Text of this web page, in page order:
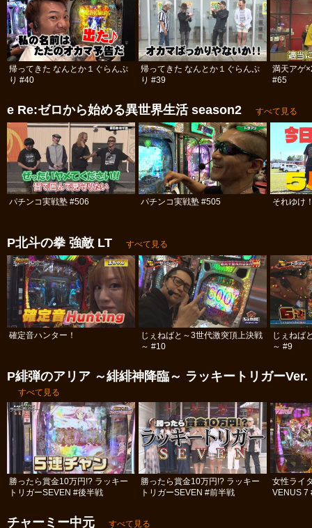
帰ってきた なんとか１ぐらんぷ
り #40
帰ってきた なんとか１ぐらんぷ
り #39
満天アゲ
#65
e Re:ゼロから始める異世界生活 season2 すべて見る
パチンコ実戦塾 #506 パチンコ実戦塾 #505 それゆけ
P北斗の拳 強敵 LT すべて見る
確定音ハンター！
じぇねばと～3世代激突頂上決戦
～ #10
じぇねば
～ #9
P緋弾のアリア ～緋緋神降臨～ ラッキートリガーVer.
すべて見る
勝ったら賞金10万円!? ラッキー
トリガーSEVEN #後半戦
勝ったら賞金10万円!? ラッキー
トリガーSEVEN #前半戦
女性ライ
VENUS 7
チャーミー中元 すべて見る